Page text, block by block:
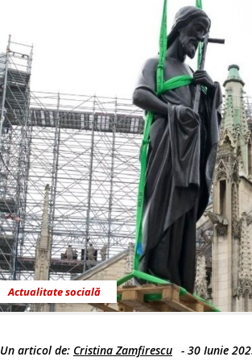
Actualitate socială
Un articol de: Cristina Zamfirescu - 30 Iunie